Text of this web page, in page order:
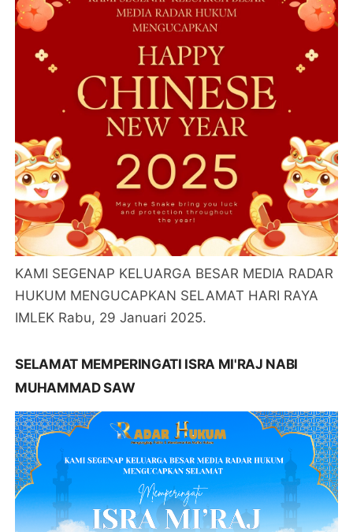
KAMI SEGENAP KELUARGA BESAR MEDIA RADAR
HUKUM MENGUCAPKAN SELAMAT HARI RAYA
IMLEK Rabu, 29 Januari 2025.
SELAMAT MEMPERINGATI ISRA MI'RAJ NABI
MUHAMMAD SAW